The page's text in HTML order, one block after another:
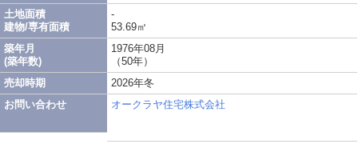
土地面積
建物/専有面積
築年月
(築年数)
売却時期
お問い合わせ
-
53.69㎡
1976年08月
（50年）
2026年冬
オークラヤ住宅株式会社